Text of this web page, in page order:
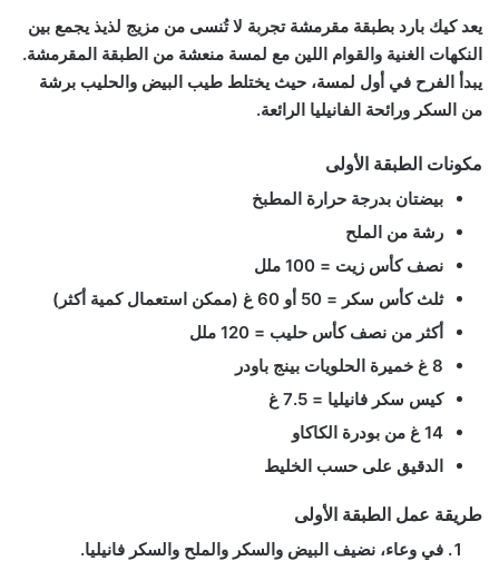
يعد كيك بارد بطبقة مقرمشة تجربة لا تُنسى من مزيج لذيذ يجمع بين
النكهات الغنية والقوام اللين مع لمسة منعشة من الطبقة المقرمشة.
يبدأ الفرح في أول لمسة، حيث يختلط طيب البيض والحليب برشة
من السكر ورائحة الفانيليا الرائعة.
مكونات الطبقة الأولى
بيضتان بدرجة حرارة المطبخ
رشة من الملح
نصف كأس زيت = 100 ملل
ثلث كأس سكر = 50 أو 60 غ (ممكن استعمال كمية أكثر)
أكثر من نصف كأس حليب = 120 ملل
8 غ
خميرة الحلويات بينج باودر
كيس سكر فانيليا = 7.5 غ
14 غ من
بودرة الكاكاو
الدقيق على حسب الخليط
طريقة عمل الطبقة الأولى
في وعاء، نضيف البيض والسكر والملح والسكر فانيليا.